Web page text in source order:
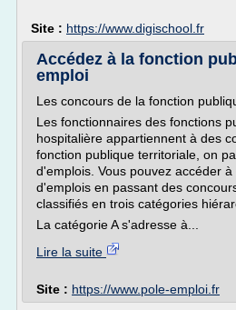
Site : https://www.digischool.fr
Accédez à la fonction
emploi
Les concours de la fonction
Les fonctionnaires des fonctions
hospitalière appartiennent à des
fonction publique territoriale, on
d'emplois. Vous pouvez accéder
d'emplois en passant des
classifiés en trois catégories
La catégorie A s'adresse à...
Lire la suite
Site : https://www.pole-emploi.fr